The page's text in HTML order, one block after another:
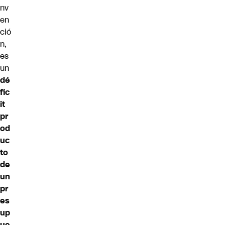
nv
en
ció
n,
es
un
dé
fic
it
pr
od
uc
to
de
un
pr
es
up